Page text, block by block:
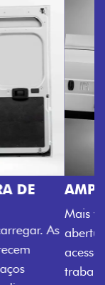
A ampla
facilita o
o
você esteja.